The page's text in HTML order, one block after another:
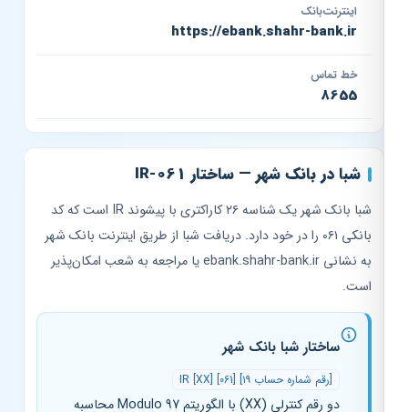
اینترنت‌بانک
https://ebank.shahr-bank.ir
خط تماس
8655
شبا در بانک شهر — ساختار IR-061
شبا بانک شهر یک شناسه ۲۶ کاراکتری با پیشوند IR است که کد
بانکی ۰۶۱ را در خود دارد. دریافت شبا از طریق اینترنت بانک شهر
به نشانی ebank.shahr-bank.ir یا مراجعه به شعب امکان‌پذیر
است.
ساختار شبا بانک شهر
دو رقم کنترلی (XX) با الگوریتم Modulo 97 محاسبه